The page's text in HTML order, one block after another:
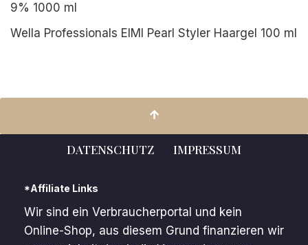
9% 1000 ml
Wella Professionals EIMI Pearl Styler Haargel 100 ml
DATENSCHUTZ IMPRESSUM
*Affiliate Links
Wir sind ein Verbraucherportal und kein
Online-Shop, aus diesem Grund finanzieren wir